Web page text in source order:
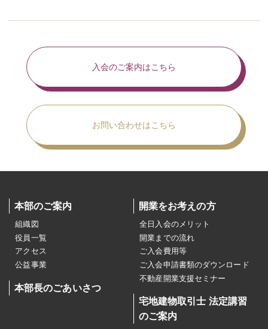
入会のご案内はこちら
お問い合わせはこちら
本部のご案内
組織図
役員一覧
アクセス
公益事業
本部長のごあいさつ
開業をお考えの方
全日入会のメリット
開業までの流れ
ご入会費用等
ご入会申請書類のダウンロード
不動産開業支援セミナー
宅地建物取引士 法定講習
のご案内